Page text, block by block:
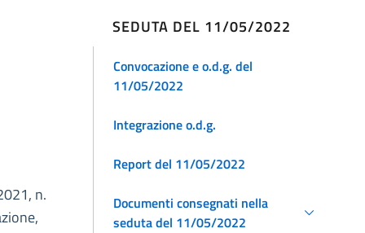
n.
SEDUTA DEL 11/05/2022
Convocazione e o.d.g. del
11/05/2022
Integrazione o.d.g.
Report del 11/05/2022
Documenti consegnati nella
seduta del 11/05/2022